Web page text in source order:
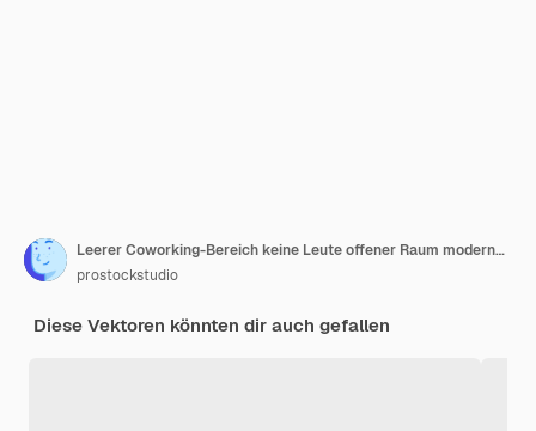
Leerer Coworking-Bereich keine Leute offener Raum moderne Büroinnenillustration
prostockstudio
Diese Vektoren könnten dir auch gefallen